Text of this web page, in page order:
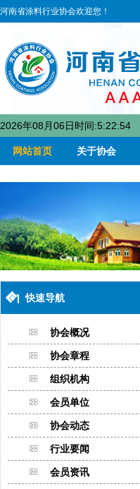
河南省涂料行业协会欢迎您！
2026年08月06日时间:5:22:54
网站首页 关于协会
快速导航
协会概况
协会章程
组织机构
会员单位
协会动态
行业要闻
会员资讯